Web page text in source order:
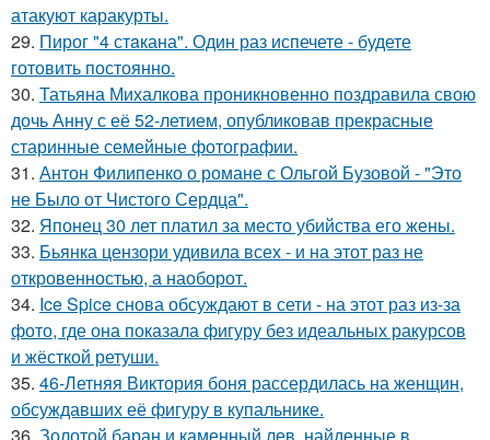
атакуют каракурты.
29. Пирог "4 стaкана". Один раз испечете - будете
готовить постоянно.
30. Татьяна Михалкова проникновенно поздравила свою
дочь Анну с её 52-летием, опубликовав прекрасные
старинные семейные фотографии.
31. Антон Филипенко о романе с Ольгой Бузовой - "Это
не Было от Чистого Сердца".
32. Японец 30 лет платил за место убийства его жены.
33. Бьянка цензори удивила всех - и на этот раз не
откровенностью, а наоборот.
34. Ice Spice снова обсуждают в сети - на этот раз из-за
фото, где она показала фигуру без идеальных ракурсов
и жёсткой ретуши.
35. 46-Летняя Виктория боня рассердилась на женщин,
обсуждавших её фигуру в купальнике.